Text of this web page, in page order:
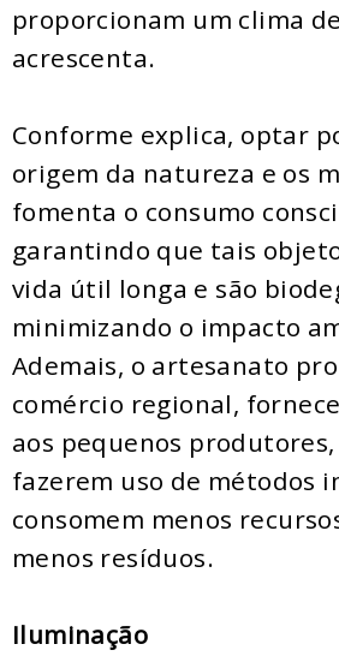
proporcionam um clima
acrescenta.
Conforme explica, optar
origem da natureza e os
fomenta o consumo
garantindo que tais
vida útil longa e são
minimizando o impacto
Ademais, o artesanato
comércio regional,
aos pequenos
fazerem uso de métodos
consomem menos
menos resíduos.
Iluminação